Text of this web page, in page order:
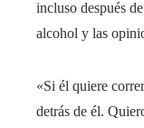
incluso después
alcohol y las
«Si él quiere
detrás de él.